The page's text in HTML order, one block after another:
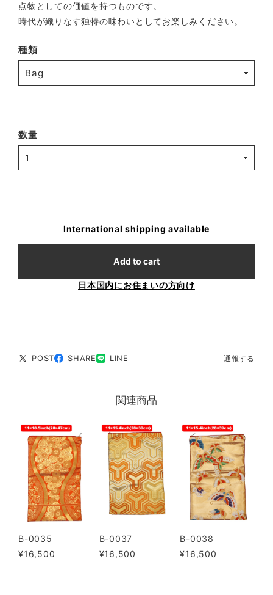
点物としての価値を持つものです。
時代が織りなす独特の味わいとしてお楽しみください。
種類
数量
International shipping available
Add to cart
日本国内にお住まいの方向け
POST SHARE LINE 通報する
関連商品
B-0035
¥16,500
B-0037
¥16,500
B-0038
¥16,500